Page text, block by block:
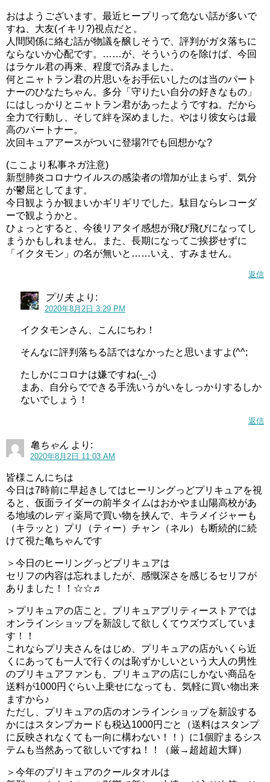
最後はどう見てもあしたのジョー状態になってしまうニャ
トランｗ
今週はギャグ要素が多くて面白かったですね（＾＾
関連記事 ヒーリングっどプリキュア(ヒープリ)第29話感想ネタバレのどかちゃんの気分転換には秘密が…
関連記事
第19話ではキュアアースが登場！
そして来週の第19話ではついにキュアアースが登場しま
す！
スポンサーリンク
なんでかめはめ波w #precure pic.twitter.com/aiwTV69LpG
— KKサファイア (@KK99756385)August 1, 2020
四人目、キターーーー。#precure #tvasahi
pic.twitter.com/tDjWY9Y8gr
— らっぱくん (@rappakun) August 1, 2020
予告を見る限りプリキュア５GO！GO！のミルキィローズ
っぽくてめちゃくちゃかっこいい(ﾟдﾟ)！
これは来週楽しみですねー
予告中にかめはめ波ポーズをのどかちゃんとひなたちゃん
が取ってましたね笑
これはどういう感じでなったんでしょうか、ここも気にな
おはようございます。最近ヒープリって危ない話が多いで
すね、大友(イキリ?)視点だと。
人間関係に絡む話が物議を醸しそうで、評判がガタ落ちに
ならないか心配です。……が、そういうのを除けば、今回
はラケル君の再来、程度で済みました。
何とニャトラン君の片思いをお手伝いしたのは当のパート
ナーのひなたちゃん。多分「守りたい自分の好きなもの」
にはしっかりとニャトラン君があったようですね。だから
全力で行動し、そして絆を深めました。やはり彼女らは最
高のパートナー。
次回キュアアースがついに登場?!でも回想かな?
(ここより私事ネガ注意)
新型肺炎コロナウイルスの感染者の増加が止まらず、気分
が鬱屈としてます。
今日観ようか観まいかギリギリでした。駄目ならレコーダ
ーで観ようかと。
ひょっとすると、今後リアタイ感想が飛び飛びになってし
まうかもしれません。また、長期になってご挨拶せずに
「イクタモン」の名が無いと……いえ、すみません。
返信
プリ夫 より:
2020年8月2日 3:29 PM
イクタモンさん、こんにちわ！
そんなに評判落ちる話ではなかったと思いますよ(^^;
たしかにコロナは嫌ですね(-_-;)
まあ、自分らでできる手洗いうがいをしっかりするしか
ないでしょう！
返信
亀ちゃん より:
2020年8月2日 11:03 AM
皆様こんにちは
今日は7時前に早起きしてはヒーリングっどプリキュアを視
ると、仮面ライダーの前半タイムはおかやま山陽高校があ
る地域のレディ薬局で買い物を挟んで、キラメイジャーも
（キラッと）プリ（ティー）チャン（ネル）も断続的に続
けて視た亀ちゃんです
＞今日のヒーリングっどプリキュアは
セリフの内容は忘れましたが、感慨深さを感じるセリフが
ありました！！☆☆♬
＞プリキュアの店こと。プリキュアプリティーストアでは
オンラインショップを新設して欲しくてウズウズしていま
す！！
これならプリ夫さんをはじめ、プリキュアの店がいくら近
くにあっても一人で行くのは恥ずかしいという大人の男性
のプリキュアファンも、プリキュアの店にしかない商品を
送料が1000円ぐらい上乗せになっても、気軽に買い物出来
ますから♪
ただし、プリキュアの店のオンラインショップを新設する
かにはスタンプカードも税込1000円ごと（送料はスタンプ
に反映されなくても一向に構わない！！）に1個貯まるシス
テムも当然あって欲しいですね！！（厳→超超超大輝）
＞今年のプリキュアのクールタオルは